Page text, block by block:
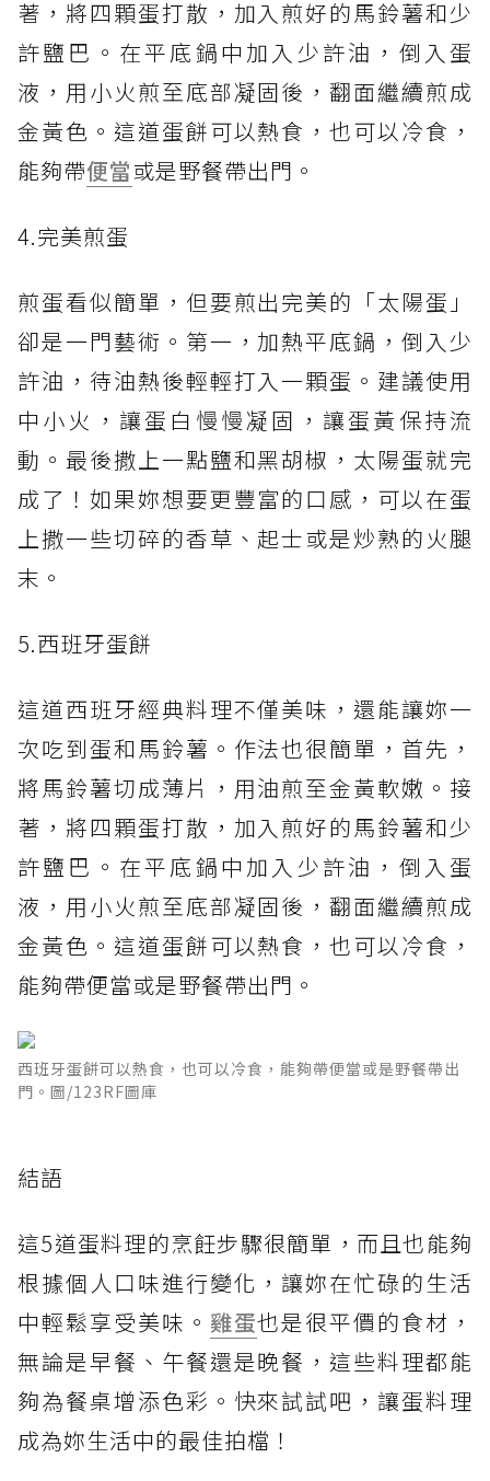
著，將四顆蛋打散，加入煎好的馬鈴薯和少
許鹽巴。在平底鍋中加入少許油，倒入蛋
液，用小火煎至底部凝固後，翻面繼續煎成
金黃色。這道蛋餅可以熱食，也可以冷食，
能夠帶便當或是野餐帶出門。
4.完美煎蛋
煎蛋看似簡單，但要煎出完美的「太陽蛋」
卻是一門藝術。第一，加熱平底鍋，倒入少
許油，待油熱後輕輕打入一顆蛋。建議使用
中小火，讓蛋白慢慢凝固，讓蛋黃保持流
動。最後撒上一點鹽和黑胡椒，太陽蛋就完
成了！如果妳想要更豐富的口感，可以在蛋
上撒一些切碎的香草、起士或是炒熟的火腿
末。
5.西班牙蛋餅
這道西班牙經典料理不僅美味，還能讓妳一
次吃到蛋和馬鈴薯。作法也很簡單，首先，
將馬鈴薯切成薄片，用油煎至金黃軟嫩。接
著，將四顆蛋打散，加入煎好的馬鈴薯和少
許鹽巴。在平底鍋中加入少許油，倒入蛋
液，用小火煎至底部凝固後，翻面繼續煎成
金黃色。這道蛋餅可以熱食，也可以冷食，
能夠帶便當或是野餐帶出門。
西班牙蛋餅可以熱食，也可以冷食，能夠帶便當或是野餐帶出
門。圖/123RF圖庫
結語
這5道蛋料理的烹飪步驟很簡單，而且也能夠
根據個人口味進行變化，讓妳在忙碌的生活
中輕鬆享受美味。 雞蛋也是很平價的食材，
無論是早餐、午餐還是晚餐，這些料理都能
夠為餐桌增添色彩。快來試試吧，讓蛋料理
成為妳生活中的最佳拍檔！